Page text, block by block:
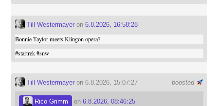
Till Westermayeron 6.8.2026, 16:58:28
Bonnie Taylor meets Klingon opera?
#startrek #snw
boosted
Till Westermayeron 6.8.2026, 15:07:27
Rico Grimm on 6.8.2026, 08:46:25